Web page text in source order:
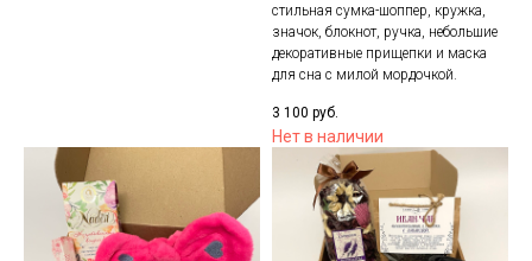
стильная сумка-шоппер, кружка,
значок, блокнот, ручка, небольшие
декоративные прищепки и маска
для сна с милой мордочкой.
3 100 руб.
Нет в наличии